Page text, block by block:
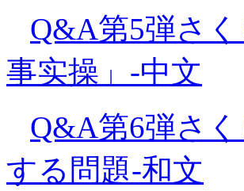
Q&A第5弾さ
事实操」-中文
Q&A第6弾さ
する問題-和文